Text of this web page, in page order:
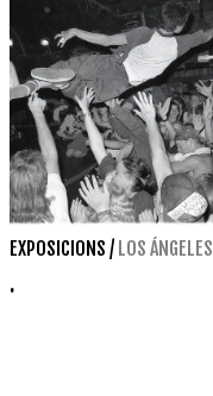
EXPOSICIONS / LOS ÁNGELES
.